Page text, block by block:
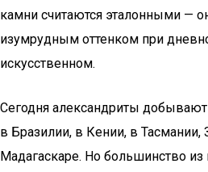
камни считаются эталонными —
изумрудным оттенком при
искусственном.
Сегодня александриты
в Бразилии, в Кении, в
Мадагаскаре. Но большинство